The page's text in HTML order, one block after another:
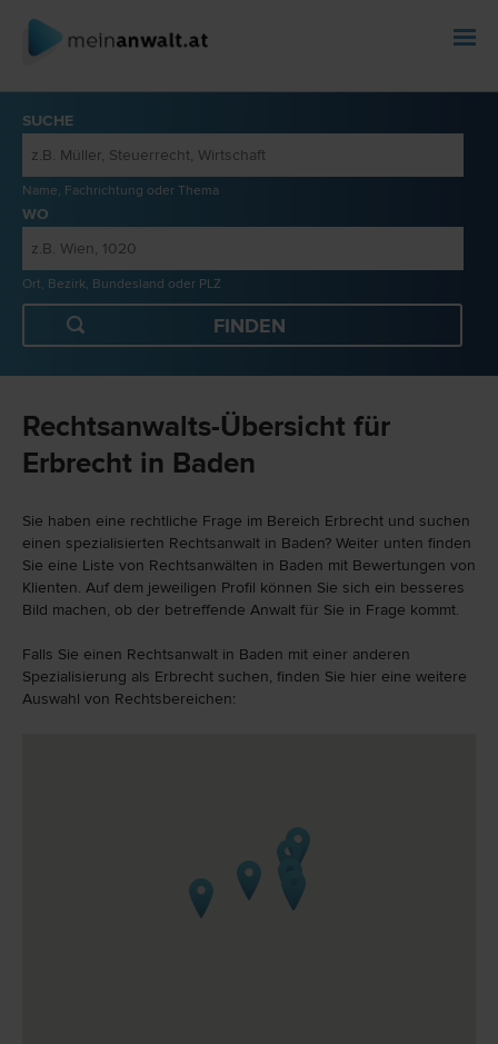
SUCHE
Name, Fachrichtung oder Thema
WO
Ort, Bezirk, Bundesland oder PLZ
Rechtsanwalts-Übersicht für
Erbrecht in Baden
Sie haben eine rechtliche Frage im Bereich Erbrecht und suchen
einen spezialisierten Rechtsanwalt in Baden? Weiter unten finden
Sie eine Liste von Rechtsanwälten in Baden mit Bewertungen von
Klienten. Auf dem jeweiligen Profil können Sie sich ein besseres
Bild machen, ob der betreffende Anwalt für Sie in Frage kommt.
Falls Sie einen Rechtsanwalt in Baden mit einer anderen
Spezialisierung als Erbrecht suchen, finden Sie hier eine weitere
Auswahl von Rechtsbereichen: